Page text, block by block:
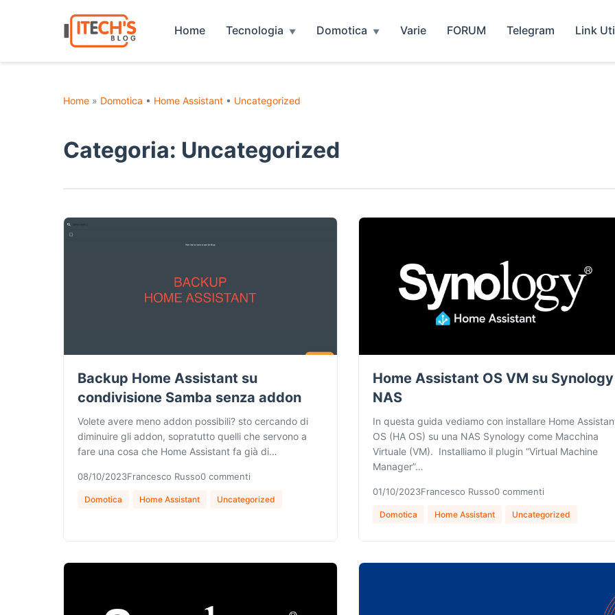
Home Tecnologia Domotica Varie FORUM Telegram Link
Home » Domotica • Home Assistant • Uncategorized
Categoria: Uncategorized
Backup Home Assistant su
condivisione Samba senza addon
Volete avere meno addon possibili? sto cercando di
diminuire gli addon, sopratutto quelli che servono a
fare una cosa che Home Assistant fa già di…
08/10/2023Francesco Russo0 commenti
Domotica Home Assistant Uncategorized
Home Assistant OS VM su Synology
NAS
In questa guida vediamo con installare Home
OS (HA OS) su una NAS Synology come Macchina
Virtuale (VM). Installiamo il plugin “Virtual Machine
Manager”…
01/10/2023Francesco Russo0 commenti
Domotica Home Assistant Uncategorized